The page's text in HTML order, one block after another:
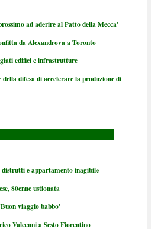
ad aderire al Patto della Mecca'
da Alexandrova a Toronto
edifici e infrastrutture
difesa di accelerare la produzione di
e appartamento inagibile
80enne ustionata
viaggio babbo'
Valcenni a Sesto Fiorentino